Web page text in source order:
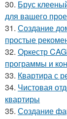
30. Брус
для вашего
31. Создание
простые
32. Оркестр
программы и
33. Квартира с
34. Чистовая
квартиры
35. Создание